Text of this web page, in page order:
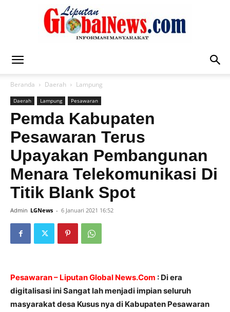
Global
News
Beranda Daerah Lampung
Daerah Lampung Pesawaran
Pemda Kabupaten
Pesawaran Terus
Upayakan Pembangunan
Menara Telekomunikasi Di
Titik Blank Spot
Admin LGNews - 6 Januari 2021 16:52
Pesawaran – Liputan Global News.Com : Di era
digitalisasi ini Sangat lah menjadi impian seluruh
masyarakat desa Kusus nya di Kabupaten Pesawaran